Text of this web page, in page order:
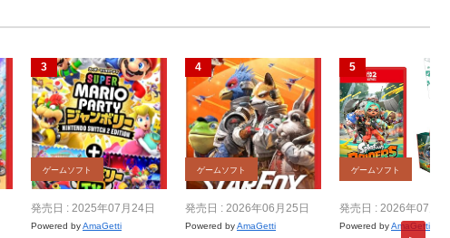
ゲームソフト
発売日 : 2025年07月24日
Powered byAmaGetti
ゲームソフト
発売日 : 2026年06月25日
Powered byAmaGetti
ゲームソフト
発売日 : 2026年07月
Powered byAmaGetti